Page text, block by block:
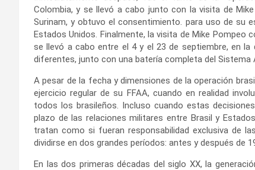
Colombia, y se llevó a cabo junto con la visita de
Surinam, y obtuvo el consentimiento. para uso de su
Estados Unidos. Finalmente, la visita de Mike Pompeo
se llevó a cabo entre el 4 y el 23 de septiembre, en
diferentes, junto con una batería completa del Sistema
A pesar de la fecha y dimensiones de la operación
ejercicio regular de su FFAA, cuando en realidad
todos los brasileños. Incluso cuando estas
plazo de las relaciones militares entre Brasil y
tratan como si fueran responsabilidad exclusiva de
dividirse en dos grandes períodos: antes y después de
En las dos primeras décadas del siglo XX, la